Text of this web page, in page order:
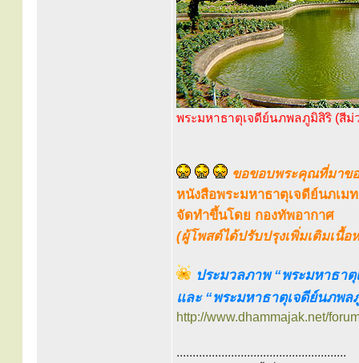
พระมหาธาตุเจดีย์นภพลภูมิสิริ (สีม่
ขอขอบพระคุณที่มาข
หนังสือพระมหาธาตุเจดีย์นภเ
จัดทำขึ้นโดย กองทัพอากาศ
(ผู้โพสต์ได้ปรับปรุงเพิ่มเติมเนื้
ประมวลภาพ “พระมหาธา
และ “พระมหาธาตุเจดีย์นภพ
http://www.dhammajak.net/
.....................................................